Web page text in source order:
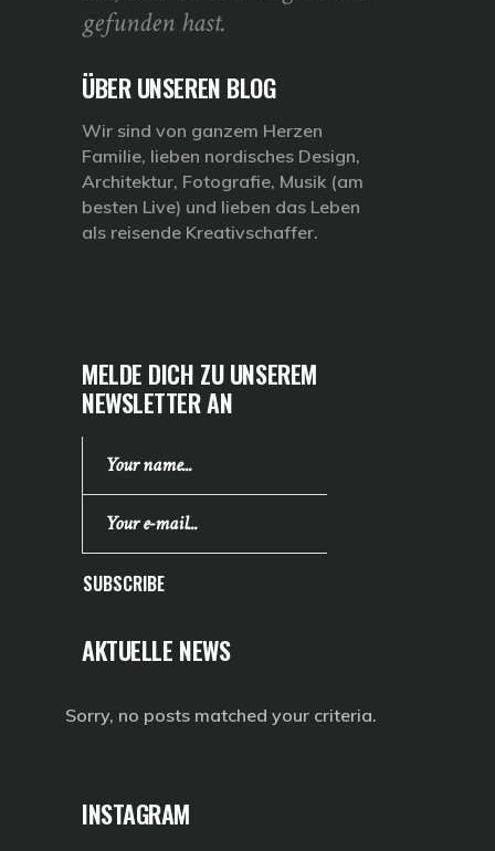
gefunden hast.
ÜBER UNSEREN BLOG
Wir sind von ganzem Herzen
Familie, lieben nordisches Design,
Architektur, Fotografie, Musik (am
besten Live) und lieben das Leben
als reisende Kreativschaffer.
MELDE DICH ZU UNSEREM
NEWSLETTER AN
SUBSCRIBE
AKTUELLE NEWS
Sorry, no posts matched your criteria.
INSTAGRAM